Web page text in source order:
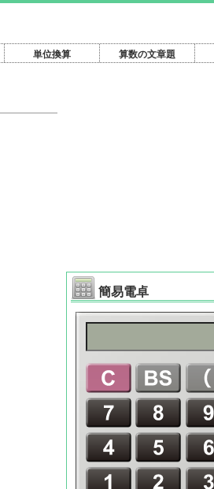
単位換算 算数の文章題
簡易電卓